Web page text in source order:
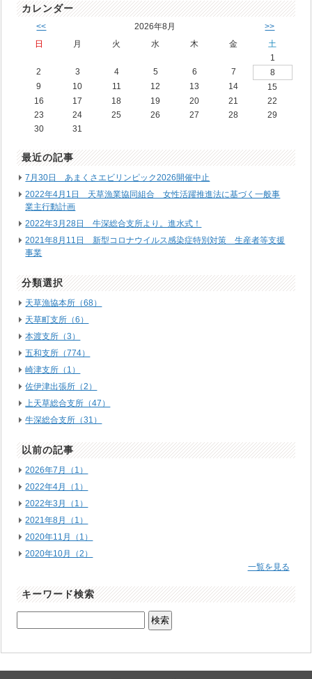
カレンダー
<< 2026年8月 >>
日 月 火 水 木 金
土
1
2
3 4 5 6 7
8
9
10 11 12 13 14
15
16
17 18 19 20 21
22
23
24 25 26 27 28
29
30
31
最近の記事
7月30日 あまくさエビリンピック2026開催中止
2022年4月1日 天草漁業協同組合 女性活躍推進法に基づく一般事
業主行動計画
2022年3月28日 牛深総合支所より。進水式！
2021年8月11日 新型コロナウイルス感染症特別対策 生産者等支援
事業
分類選択
天草漁協本所（68）
天草町支所（6）
本渡支所（3）
五和支所（774）
崎津支所（1）
佐伊津出張所（2）
上天草総合支所（47）
牛深総合支所（31）
以前の記事
2026年7月（1）
2022年4月（1）
2022年3月（1）
2021年8月（1）
2020年11月（1）
2020年10月（2）
一覧を見る
キーワード検索